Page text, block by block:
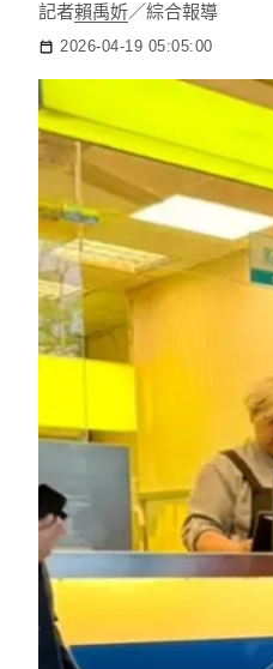
記者賴禹妡／綜合報導
2026-04-19 05:05:00